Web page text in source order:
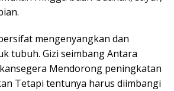
mengenyangkan dan
tubuh. Gizi seimbang Antara
Mendorong peningkatan
Tetapi tentunya harus diimbangi